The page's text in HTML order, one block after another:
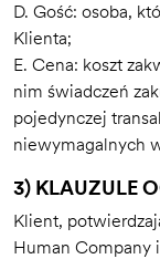
D. Gość: osoba,
Klienta;
E. Cena: koszt
nim świadczeń
pojedynczej
niewymagalnych
3) KLAUZULE
Klient,
Human Company